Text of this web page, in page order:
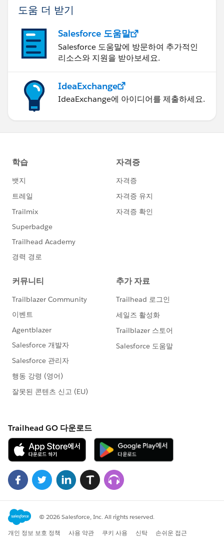
도움 더 받기
Salesforce 도움말
Salesforce 도움말에 방문하여 추가적인
리소스와 지원을 받아보세요.
IdeaExchange
IdeaExchange에 아이디어를 제출하세요.